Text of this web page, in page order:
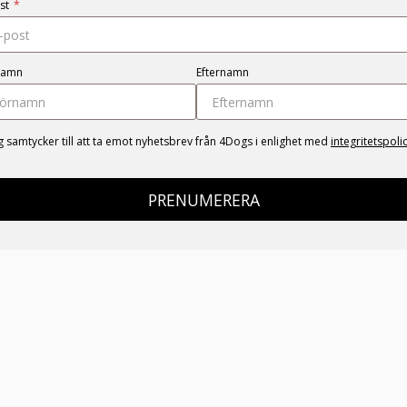
*
Efternamn
samtycker till att ta emot nyhetsbrev från 4Dogs i enlighet med
PRENUMERERA